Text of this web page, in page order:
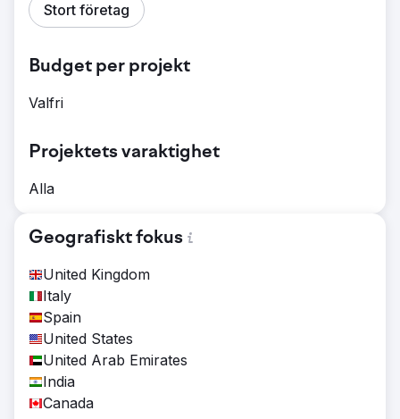
Stort företag
Budget per projekt
Valfri
Projektets varaktighet
Alla
Geografiskt fokus
United Kingdom
Italy
Spain
United States
United Arab Emirates
India
Canada